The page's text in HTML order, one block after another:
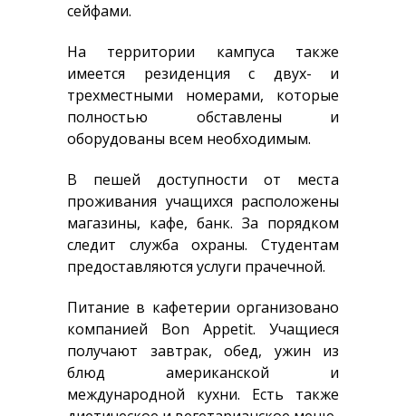
сейфами.
На территории кампуса также
имеется резиденция с двух- и
трехместными номерами, которые
полностью обставлены и
оборудованы всем необходимым.
В пешей доступности от места
проживания учащихся расположены
магазины, кафе, банк. За порядком
следит служба охраны. Студентам
предоставляются услуги прачечной.
Питание в кафетерии организовано
компанией Bon Appetit. Учащиеся
получают завтрак, обед, ужин из
блюд американской и
международной кухни. Есть также